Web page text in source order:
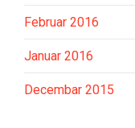
Februar 2016
Januar 2016
Decembar 2015